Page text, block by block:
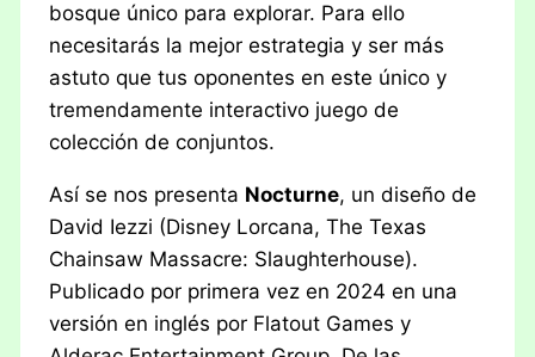
bosque único para explorar. Para ello
necesitarás la mejor estrategia y ser más
astuto que tus oponentes en este único y
tremendamente interactivo juego de
colección de conjuntos.
Así se nos presenta Nocturne, un diseño de
David Iezzi (Disney Lorcana, The Texas
Chainsaw Massacre: Slaughterhouse).
Publicado por primera vez en 2024 en una
versión en inglés por Flatout Games y